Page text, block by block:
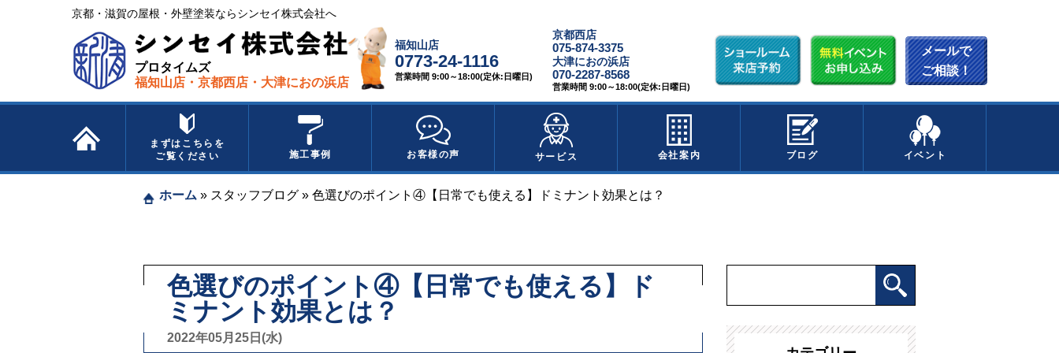
京都・滋賀の屋根・外壁塗装ならシンセイ株式会社へ​ ​
プロタイムズ
福知山店・京都西店・大津におの浜店
福知山店
0773-24-1116
営業時間 9:00～18:00(定休:日曜日)
京都西店
075-874-3375
大津におの浜店
070-2287-8568
営業時間 9:00～18:00(定休:日曜日)
メールで
ご相談！
まずはこちらを
ご覧ください
施工事例 お客様の声 サービス 会社案内 ブログ イベント
ホーム » スタッフブログ » 色選びのポイント④【日常でも使える】ドミナント効果とは？
色選びのポイント④【日常でも使える】ド
ミナント効果とは？
2022年05月25日(水)